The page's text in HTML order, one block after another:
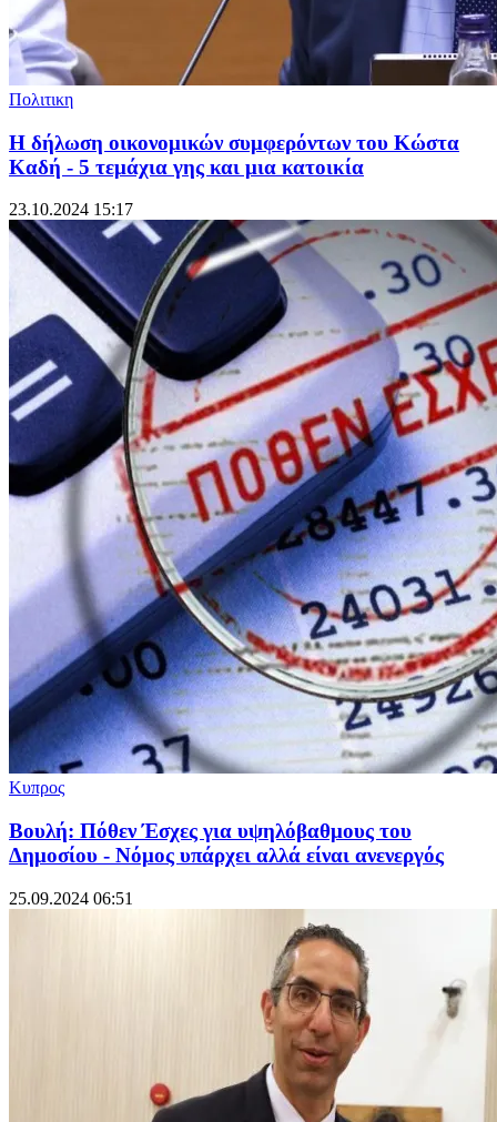
Πολιτικη
Η δήλωση οικονομικών συμφερόντων του Κώστα
Καδή - 5 τεμάχια γης και μια κατοικία
23.10.2024 15:17
Κυπρος
Βουλή: Πόθεν Έσχες για υψηλόβαθμους του
Δημοσίου - Νόμος υπάρχει αλλά είναι ανενεργός
25.09.2024 06:51